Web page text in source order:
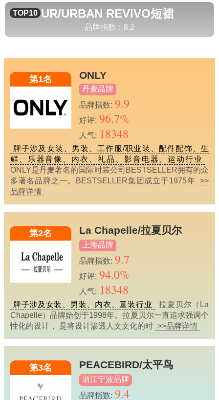
TOP10 UR/URBAN REVIVO短裙
品牌指数： 8.2
第1名 ONLY
丹麦品牌
品牌指数: 9.9
好评: 96.7%
人气: 18348
牌子涉及女装、男装、工作服/职业装、配件配饰、生
鲜、乐器音像、内衣、礼品、影音电器、运动行业
ONLY是丹麦著名的国际时装公司BESTSELLER拥有的众
多著名品牌之一。BESTSELLER集团成立于1975年 >>
品牌详情
第2名 La Chapelle/拉夏贝尔
上海品牌
品牌指数: 9.7
好评: 94.0%
人气: 18348
牌子涉及女装、男装、内衣、童装行业
拉夏贝尔（La
Chapelle）品牌始创于1998年。拉夏贝尔一直追求强调个
性化的设计， 是将设计渗透人文文化的时 >>品牌详情
第3名 PEACEBIRD/太平鸟
浙江宁波品牌
品牌指数: 9.4